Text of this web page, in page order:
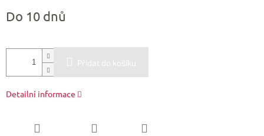
cena:
Do 10 dnů
Přidat do košíku
Detailní informace